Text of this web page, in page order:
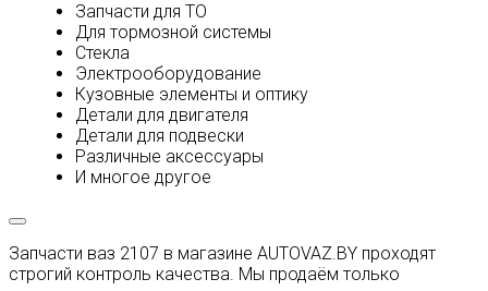
Запчасти для ТО
Для тормозной системы
Стекла
Электрооборудование
Кузовные элементы и оптику
Детали для двигателя
Детали для подвески
Различные аксессуары
И многое другое
Запчасти ваз 2107 в магазине AUTOVAZ.BY проходят
строгий контроль качества. Мы продаём только